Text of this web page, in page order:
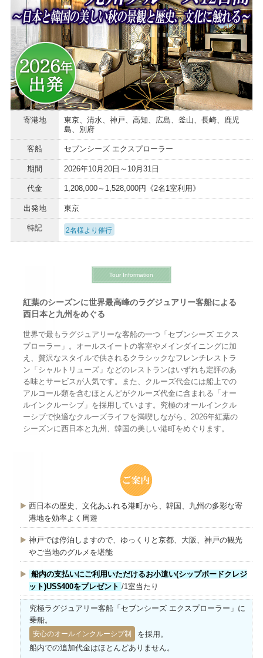
寄港地
東京、清水、神戸、高知、広島、釜山、長崎、鹿児
島、別府
客船 セブンシーズ エクスプローラー
期間 2026年10月20日～10月31日
代金 1,208,000～1,528,000円《2名1室利用》
出発地 東京
特記 2名様より催行
Tour Information
紅葉のシーズンに世界最高峰のラグジュアリー客船による
西日本と九州をめぐる
世界で最もラグジュアリーな客船の一つ「セブンシーズ エクス
プローラー」。オールスイートの客室やメインダイニングに加
え、贅沢なスタイルで供されるクラシックなフレンチレストラ
ン「シャルトリューズ」などのレストランはいずれも定評のあ
る味とサービスが人気です。また、クルーズ代金には船上での
アルコール類を含むほとんどがクルーズ代金に含まれる「オー
ルインクルーシブ」を採用しています。究極のオールインクル
ーシブで快適なクルーズライフを満喫しながら、2026年紅葉の
シーズンに西日本と九州、韓国の美しい港町をめぐります。
西日本の歴史、文化あふれる港町から、韓国、九州の多彩な寄
港地を効率よく周遊
神戸では停泊しますので、ゆっくりと京都、大阪、神戸の観光
やご当地のグルメを堪能
船内の支払いにご利用いただけるお小遣い(シップボードクレジ
ット)US$400をプレゼント /1室当たり
究極ラグジュアリー客船「セブンシーズ エクスプローラー」に
乗船。
安心のオールインクルーシブ制
を採用。
船内での追加代金はほとんどありません。